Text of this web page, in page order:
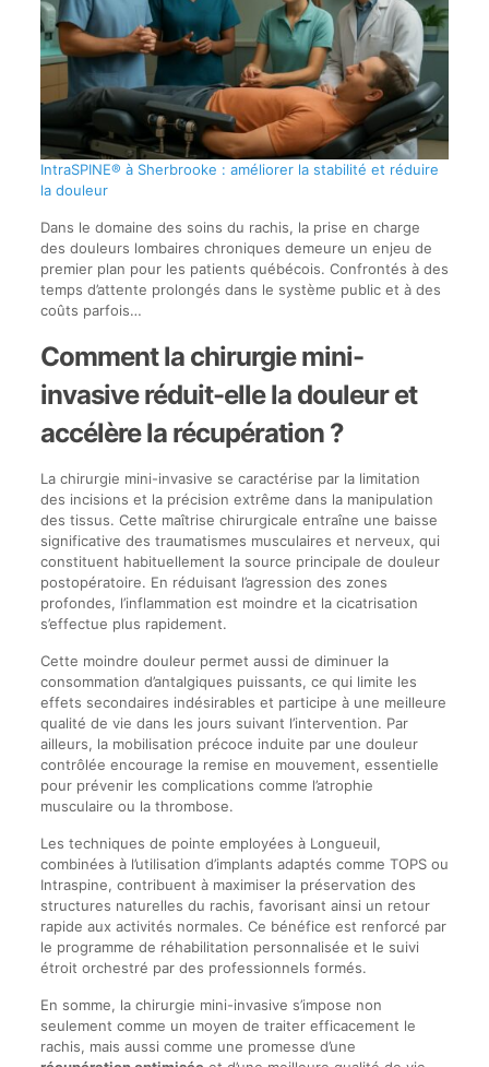
IntraSPINE® à Sherbrooke : améliorer la stabilité et réduire
la douleur
Dans le domaine des soins du rachis, la prise en charge
des douleurs lombaires chroniques demeure un enjeu de
premier plan pour les patients québécois. Confrontés à des
temps d’attente prolongés dans le système public et à des
coûts parfois…
Comment la chirurgie mini-
invasive réduit-elle la douleur et
accélère la récupération ?
La chirurgie mini-invasive se caractérise par la limitation
des incisions et la précision extrême dans la manipulation
des tissus. Cette maîtrise chirurgicale entraîne une baisse
significative des traumatismes musculaires et nerveux, qui
constituent habituellement la source principale de douleur
postopératoire. En réduisant l’agression des zones
profondes, l’inflammation est moindre et la cicatrisation
s’effectue plus rapidement.
Cette moindre douleur permet aussi de diminuer la
consommation d’antalgiques puissants, ce qui limite les
effets secondaires indésirables et participe à une meilleure
qualité de vie dans les jours suivant l’intervention. Par
ailleurs, la mobilisation précoce induite par une douleur
contrôlée encourage la remise en mouvement, essentielle
pour prévenir les complications comme l’atrophie
musculaire ou la thrombose.
Les techniques de pointe employées à Longueuil,
combinées à l’utilisation d’implants adaptés comme TOPS ou
Intraspine, contribuent à maximiser la préservation des
structures naturelles du rachis, favorisant ainsi un retour
rapide aux activités normales. Ce bénéfice est renforcé par
le programme de réhabilitation personnalisée et le suivi
étroit orchestré par des professionnels formés.
En somme, la chirurgie mini-invasive s’impose non
seulement comme un moyen de traiter efficacement le
rachis, mais aussi comme une promesse d’une